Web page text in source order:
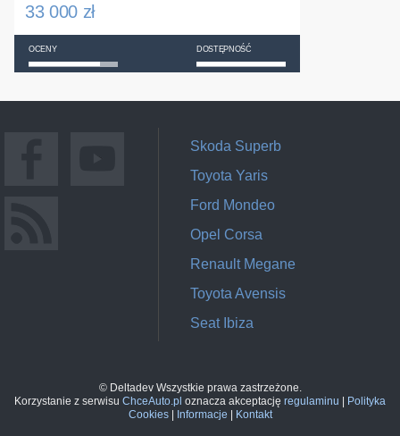
33 000 zł
OCENY DOSTĘPNOŚĆ
Skoda Superb
Toyota Yaris
Ford Mondeo
Opel Corsa
Renault Megane
Toyota Avensis
Seat Ibiza
© Deltadev Wszystkie prawa zastrzeżone.
Korzystanie z serwisu ChceAuto.pl oznacza akceptację regulaminu
Polityka
Cookies| Informacje Kontakt